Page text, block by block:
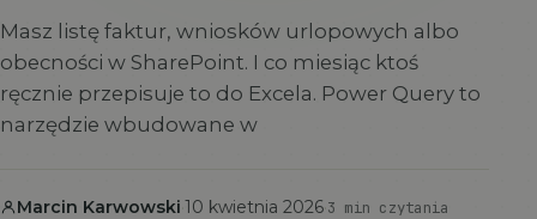
Masz listę faktur, wniosków urlopowych albo
obecności w SharePoint. I co miesiąc ktoś
ręcznie przepisuje to do Excela. Power Query to
narzędzie wbudowane w
Marcin Karwowski 10 kwietnia 2026 3 min czytania